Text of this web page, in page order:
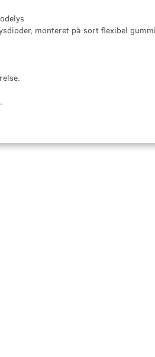
monteret på sort flexibel